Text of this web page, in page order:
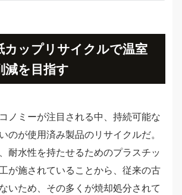
カップリサイクルで温室
減を目指す
ノミーが注目される中、持続可能な
のが使用済み製品のリサイクルだ。
耐水性を持たせるためのプラスチッ
が施されていることから、従来の古
いため、その多くが焼却処分されて